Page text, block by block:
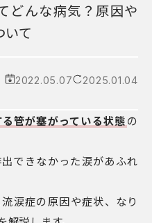
どんな病気？原因や
て
2022.05.07 2025.01.04
管が塞がっている状態の
できなかった涙があふれ
涙症の原因や症状、なり